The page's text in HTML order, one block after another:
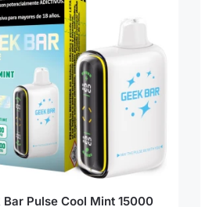
Bar Pulse Cool Mint 15000